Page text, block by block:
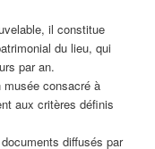
il constitue
du lieu, qui
par an.
musée consacré à
aux critères définis
diffusés par